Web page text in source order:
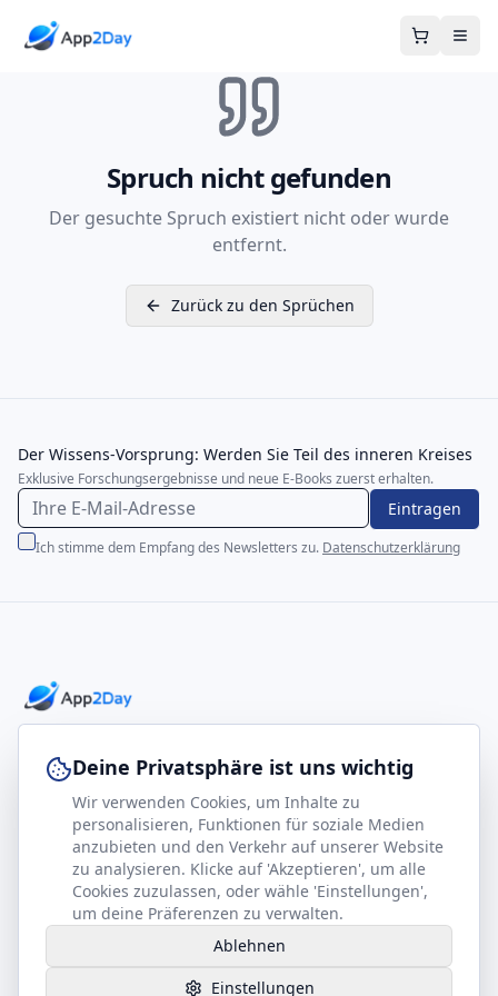
Spruch nicht gefunden
Der gesuchte Spruch existiert nicht oder wurde
entfernt.
Zurück zu den Sprüchen
Der Wissens-Vorsprung: Werden Sie Teil des inneren Kreises
Exklusive Forschungsergebnisse und neue E-Books zuerst erhalten.
Eintragen
Ich stimme dem Empfang des Newsletters zu. Datenschutzerklärung
footer.company
Kontakt
Partner werden
Gesundheits-Kompass
Rechtliches
Impressum
Datenschutz
AGB
Deine Privatsphäre ist uns wichtig
Wir verwenden Cookies, um Inhalte zu
personalisieren, Funktionen für soziale Medien
anzubieten und den Verkehr auf unserer Website
zu analysieren. Klicke auf 'Akzeptieren', um alle
Cookies zuzulassen, oder wähle 'Einstellungen',
um deine Präferenzen zu verwalten.
Ablehnen
Einstellungen
Hilfe benötigt?